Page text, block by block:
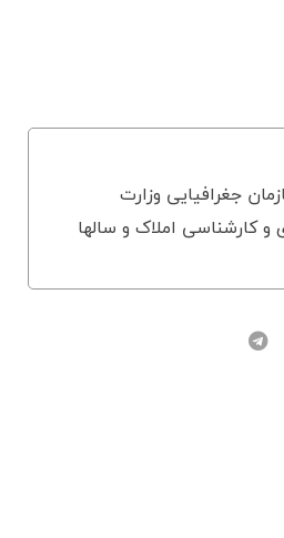
جغرافیایی وزارت
کارشناسی املاک و سالها